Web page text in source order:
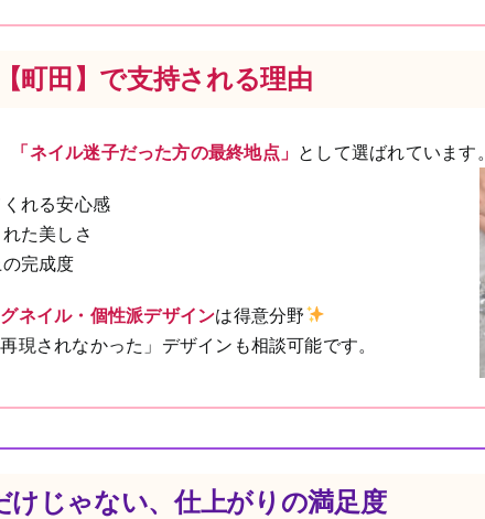
町田】で支持される理由
「ネイル迷子だった方の最終地点」 として選ばれています。
れる安心感
た美しさ
完成度
ネイル・個性派デザインは得意分野
現されなかった」デザインも相談可能です。
けじゃない、仕上がりの満足度